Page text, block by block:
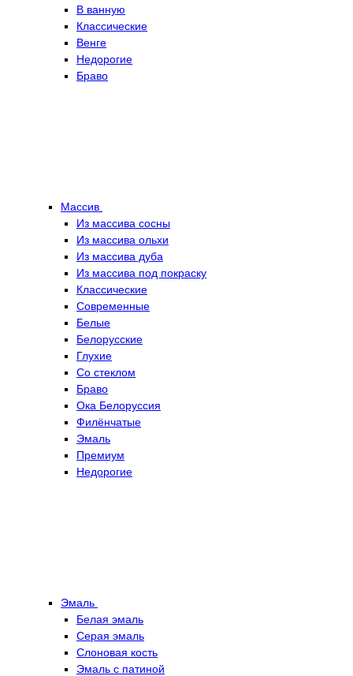
В ванную
Классические
Венге
Недорогие
Браво
Массив
Из массива сосны
Из массива ольхи
Из массива дуба
Из массива под покраску
Классические
Современные
Белые
Белорусские
Глухие
Со стеклом
Браво
Ока Белоруссия
Филёнчатые
Эмаль
Премиум
Недорогие
Эмаль
Белая эмаль
Серая эмаль
Слоновая кость
Эмаль с патиной